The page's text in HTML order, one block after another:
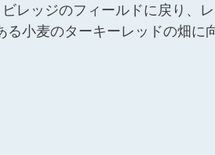
レッジのフィールドに戻り、
小麦のターキーレッドの畑に